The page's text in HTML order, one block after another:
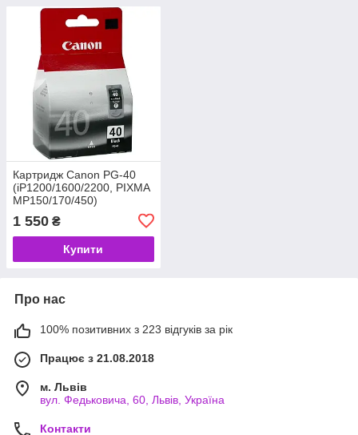
Картридж Canon PG-40
(iP1200/1600/2200, PIXMA
MP150/170/450)
1 550 ₴
Купити
Про нас
100% позитивних з 223 відгуків за рік
Працює з 21.08.2018
м. Львів
вул. Федьковича, 60, Львів, Україна
Контакти